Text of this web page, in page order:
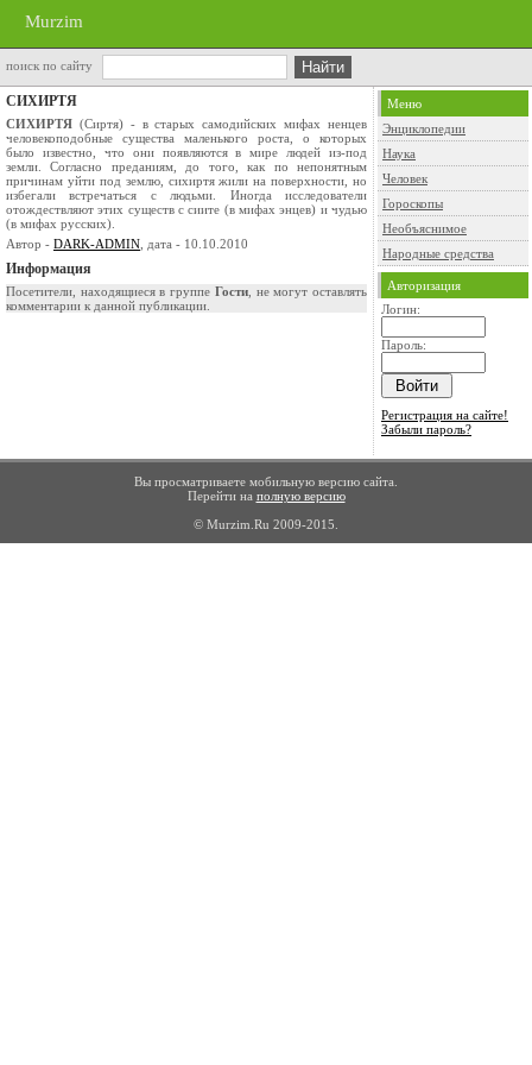
Murzim
поиск по сайту
СИХИРТЯ
СИХИРТЯ (Сиртя) - в старых самодийских мифах ненцев
человекоподобные существа маленького роста, о которых
было известно, что они появляются в мире людей из-под
земли. Согласно преданиям, до того, как по непонятным
причинам уйти под землю, сихиртя жили на поверхности, но
избегали встречаться с людьми. Иногда исследователи
отождествляют этих существ с сиите (в мифах энцев) и чудью
(в мифах русских).
Автор - DARK-ADMIN , дата - 10.10.2010
Информация
Посетители, находящиеся в группе Гости, не могут оставлять
комментарии к данной публикации.
Меню
Энциклопедии
Наука
Человек
Гороскопы
Необъяснимое
Народные средства
Авторизация
Логин:
Пароль:
Регистрация на сайте!
Забыли пароль?
Вы просматриваете мобильную версию сайта.
Перейти на полную версию
© Murzim.Ru 2009-2015.